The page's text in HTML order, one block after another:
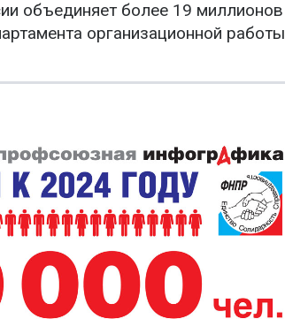
объединяет более 19 миллионов
организационной работы